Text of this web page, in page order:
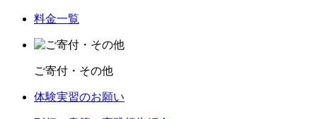
料金一覧
ご寄付・その他
体験実習のお願い